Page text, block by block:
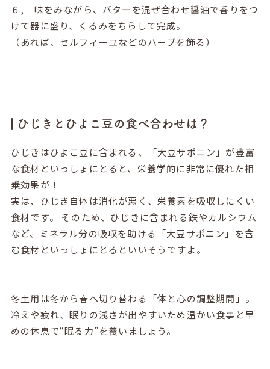
６, 味をみながら、バターを混ぜ合わせ醤油で香りをつ
けて器に盛り、くるみをちらして完成。
（あれば、セルフィーユなどのハーブを飾る）
ひじきとひよこ豆の食べ合わせは？
ひじきはひよこ豆に含まれる、「大豆サポニン」が豊富
な食材といっしょにとると、栄養学的に非常に優れた相
乗効果が！
実は、ひじき自体は消化が悪く、栄養素を吸収しにくい
食材です。 そのため、ひじきに含まれる鉄やカルシウム
など、ミネラル分の吸収を助ける「大豆サポニン」を含
む食材といっしょにとるといいそうですよ。
冬土用は冬から春へ切り替わる「体と心の調整期間」。
冷えや疲れ、眠りの浅さが出やすいため温かい食事と早
めの休息で“眠る力”を養いましょう。